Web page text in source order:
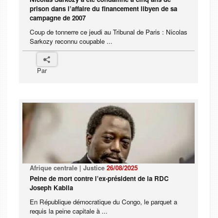
prison dans l’affaire du financement libyen de sa
campagne de 2007
Coup de tonnerre ce jeudi au Tribunal de Paris : Nicolas
Sarkozy reconnu coupable ...
Par
Afrique centrale | Justice 26/08/2025
Peine de mort contre l’ex-président de la RDC
Joseph Kabila
En République démocratique du Congo, le parquet a
requis la peine capitale à ...